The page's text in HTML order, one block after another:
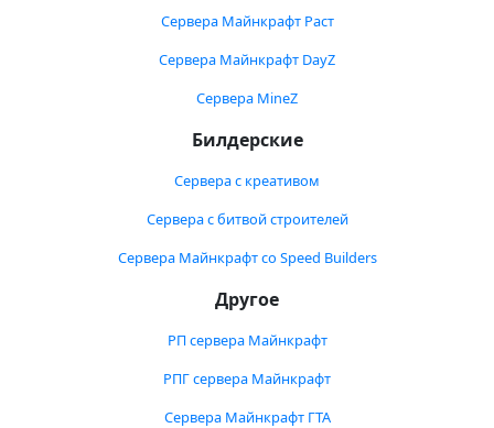
Сервера Майнкрафт Раст
Сервера Майнкрафт DayZ
Сервера MineZ
Билдерские
Сервера с креативом
Сервера с битвой строителей
Сервера Майнкрафт со Speed Builders
Другое
РП сервера Майнкрафт
РПГ сервера Майнкрафт
Сервера Майнкрафт ГТА